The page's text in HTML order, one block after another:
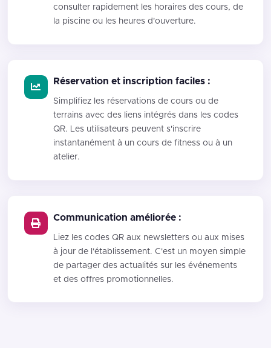
consulter rapidement les horaires des cours, de
la piscine ou les heures d'ouverture.
Réservation et inscription faciles :
Simplifiez les réservations de cours ou de
terrains avec des liens intégrés dans les codes
QR. Les utilisateurs peuvent s'inscrire
instantanément à un cours de fitness ou à un
atelier.
Communication améliorée :
Liez les codes QR aux newsletters ou aux mises
à jour de l'établissement. C'est un moyen simple
de partager des actualités sur les événements
et des offres promotionnelles.